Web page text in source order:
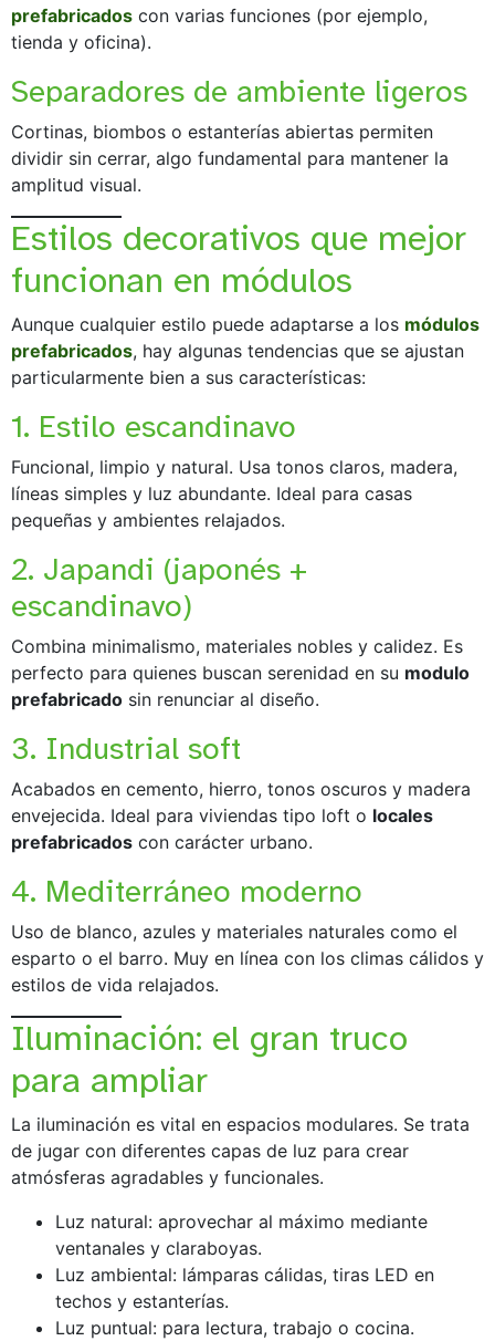
prefabricados con varias funciones (por ejemplo,
tienda y oficina).
Separadores de ambiente ligeros
Cortinas, biombos o estanterías abiertas permiten
dividir sin cerrar, algo fundamental para mantener la
amplitud visual.
Estilos decorativos que mejor
funcionan en módulos
Aunque cualquier estilo puede adaptarse a los módulos
prefabricados, hay algunas tendencias que se ajustan
particularmente bien a sus características:
1. Estilo escandinavo
Funcional, limpio y natural. Usa tonos claros, madera,
líneas simples y luz abundante. Ideal para casas
pequeñas y ambientes relajados.
2. Japandi (japonés +
escandinavo)
Combina minimalismo, materiales nobles y calidez. Es
perfecto para quienes buscan serenidad en su modulo
prefabricado sin renunciar al diseño.
3. Industrial soft
Acabados en cemento, hierro, tonos oscuros y madera
envejecida. Ideal para viviendas tipo loft o locales
prefabricados con carácter urbano.
4. Mediterráneo moderno
Uso de blanco, azules y materiales naturales como el
esparto o el barro. Muy en línea con los climas cálidos y
estilos de vida relajados.
Iluminación: el gran truco
para ampliar
La iluminación es vital en espacios modulares. Se trata
de jugar con diferentes capas de luz para crear
atmósferas agradables y funcionales.
Luz natural: aprovechar al máximo mediante
ventanales y claraboyas.
Luz ambiental: lámparas cálidas, tiras LED en
techos y estanterías.
Luz puntual: para lectura, trabajo o cocina.